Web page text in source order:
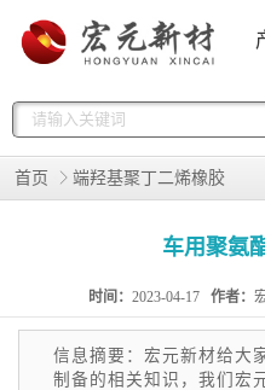
首页 端羟基聚丁二烯橡胶
车用聚氨
时间： 2023-04-17 作者：
信息摘要：宏元新材给大
制备的相关知识，我们宏